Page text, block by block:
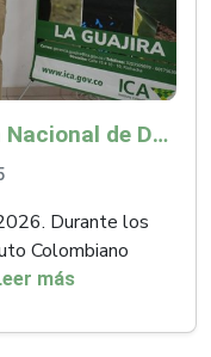
ICA superó la meta del Plan Nacional de Desarrollo y abrió 61 mercados internacionales
Durante los
Colombiano
más